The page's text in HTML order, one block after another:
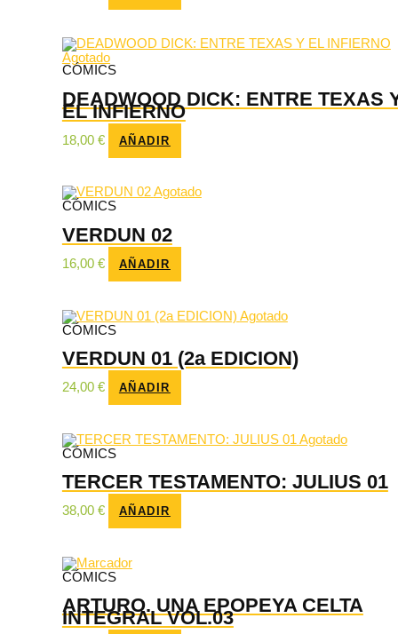
Agotado
CÓMICS
DEADWOOD DICK: ENTRE TEXAS
EL INFIERNO
18,00 € AÑADIR
Agotado
CÓMICS
VERDUN 02
16,00 € AÑADIR
Agotado
CÓMICS
VERDUN 01 (2a EDICION)
24,00 € AÑADIR
Agotado
CÓMICS
TERCER TESTAMENTO: JULIUS 01
38,00 € AÑADIR
CÓMICS
ARTURO. UNA EPOPEYA CELTA
INTEGRAL VOL.03